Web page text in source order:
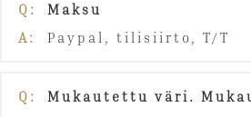
Q:
Maksu
A:
Paypal, tilisiirto, T/T
Q:
Mukautettu väri.